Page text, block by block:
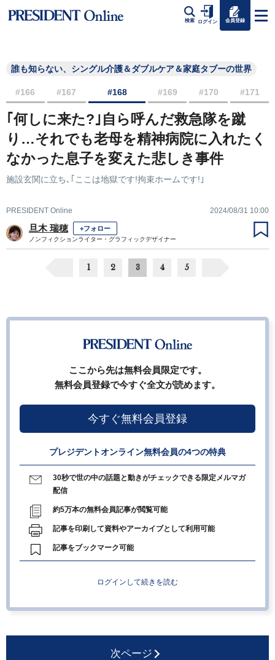
検索 ログイン 会員登録
誰も知らない、シングル介護＆ダブルケア＆家庭タブーの世界
#166 #167 #168 #169 #170 #171
｢何しに来た?｣自ら呼んだ救急隊を蹴
り…それでも老母を精神病院に入れたく
なかった息子を変えた悲しき事件
施設玄関に立ち､｢ここは地獄です!拘束ホームです!｣
PRESIDENT Online 2024/08/31 10:00
旦木 瑞穂 +フォロー
ノンフィクションライター・グラフィックデザイナー
1 2 3 4 5
ここから先は無料会員限定です。
無料会員登録で今すぐ全文が読めます。
今すぐ無料会員登録
プレジデントオンライン無料会員の4つの特典
30秒で世の中の話題と動きがチェックできる限定メルマガ
配信
約5万本の無料会員記事が閲覧可能
記事を印刷して資料やアーカイブとして利用可能
記事をブックマーク可能
ログインして続きを読む
次ページ